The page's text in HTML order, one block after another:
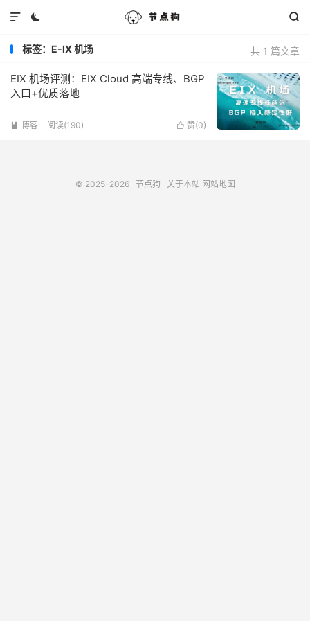
 

共 1 篇文章
标签：E-IX 机场
EIX 机场评测：EIX Cloud 高端专线、BGP
入口+优质落地
 赞(0)
 博客 阅读(190)
© 2025-2026 节点狗 关于本站 网站地图